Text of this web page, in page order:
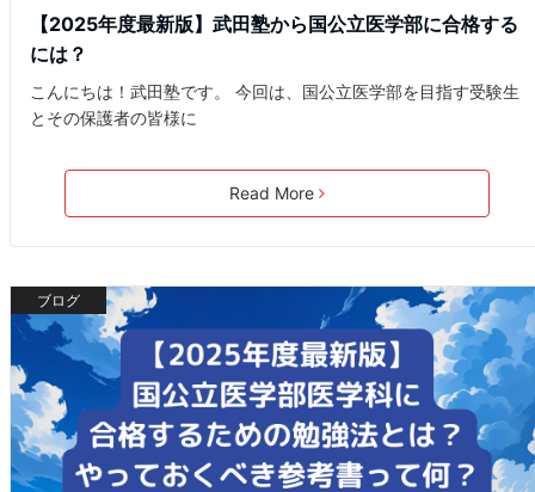
【2025年度最新版】武田塾から国公立医学部に合格する
には？
こんにちは！武田塾です。 今回は、国公立医学部を目指す受験生
とその保護者の皆様に
Read More
ブログ